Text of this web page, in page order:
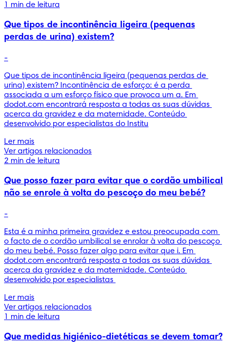
1 min de leitura
Que tipos de incontinência ligeira (pequenas
perdas de urina) existem?
-
Que tipos de incontinência ligeira (pequenas perdas de
urina) existem? Incontinência de esforço: é a perda
associada a um esforço físico que provoca um a. Em
dodot.com encontrará resposta a todas as suas dúvidas
acerca da gravidez e da maternidade. Conteúdo
desenvolvido por especialistas do Institu
Ler mais
Ver artigos relacionados
2 min de leitura
Que posso fazer para evitar que o cordão umbilical
não se enrole à volta do pescoço do meu bebé?
-
Esta é a minha primeira gravidez e estou preocupada com
o facto de o cordão umbilical se enrolar à volta do pescoço
do meu bebé. Posso fazer algo para evitar que i. Em
dodot.com encontrará resposta a todas as suas dúvidas
acerca da gravidez e da maternidade. Conteúdo
desenvolvido por especialistas
Ler mais
Ver artigos relacionados
1 min de leitura
Que medidas higiénico-dietéticas se devem tomar?